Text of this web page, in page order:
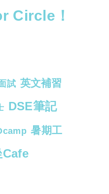
Circle！
試 英文補習
DSE筆記
暑期工
Cafe